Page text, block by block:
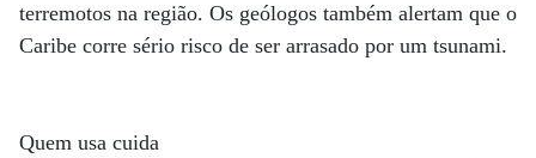
terremotos na região. Os geólogos também alertam que o
Caribe corre sério risco de ser arrasado por um tsunami.
Quem usa cuida